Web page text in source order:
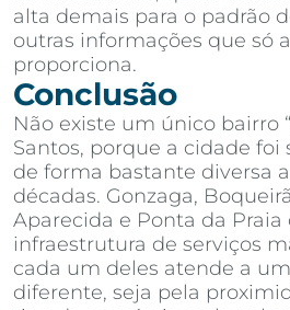
alta demais para o padrão
outras informações que só
proporciona.
Conclusão
Não existe um único bairro
Santos, porque a cidade foi
de forma bastante diversa
décadas. Gonzaga,
Aparecida e Ponta da
infraestrutura de serviços
cada um deles atende a
diferente, seja pela